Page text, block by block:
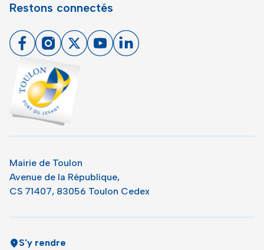
Restons connectés
FacebookInstagram
X YoutubeLinkedin
Mairie de Toulon
Avenue de la République,
CS 71407, 83056 Toulon Cedex
S'y rendre